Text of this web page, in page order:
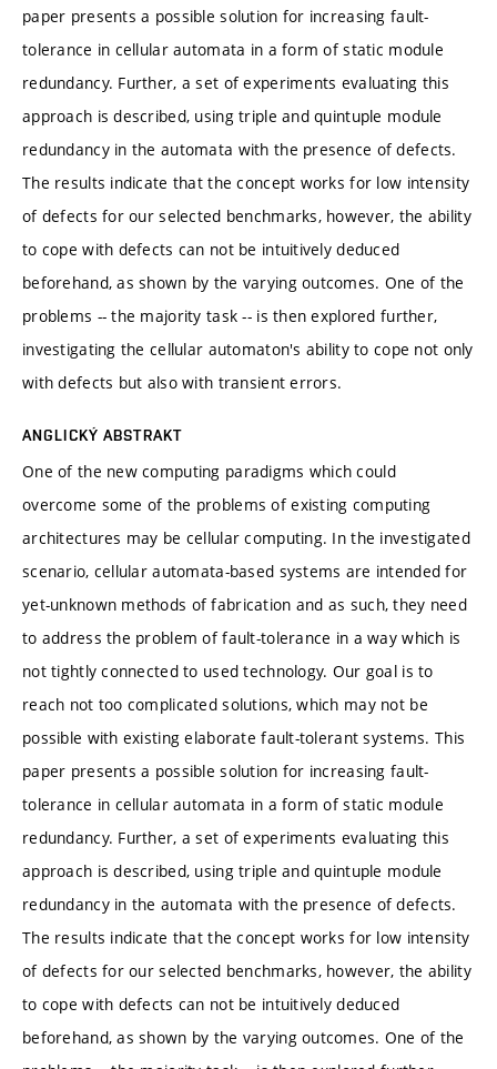
paper presents a possible solution for increasing fault-
tolerance in cellular automata in a form of static module
redundancy. Further, a set of experiments evaluating this
approach is described, using triple and quintuple module
redundancy in the automata with the presence of defects.
The results indicate that the concept works for low intensity
of defects for our selected benchmarks, however, the ability
to cope with defects can not be intuitively deduced
beforehand, as shown by the varying outcomes. One of the
problems -- the majority task -- is then explored further,
investigating the cellular automaton's ability to cope not only
with defects but also with transient errors.
ANGLICKÝ ABSTRAKT
One of the new computing paradigms which could
overcome some of the problems of existing computing
architectures may be cellular computing. In the investigated
scenario, cellular automata-based systems are intended for
yet-unknown methods of fabrication and as such, they need
to address the problem of fault-tolerance in a way which is
not tightly connected to used technology. Our goal is to
reach not too complicated solutions, which may not be
possible with existing elaborate fault-tolerant systems. This
paper presents a possible solution for increasing fault-
tolerance in cellular automata in a form of static module
redundancy. Further, a set of experiments evaluating this
approach is described, using triple and quintuple module
redundancy in the automata with the presence of defects.
The results indicate that the concept works for low intensity
of defects for our selected benchmarks, however, the ability
to cope with defects can not be intuitively deduced
beforehand, as shown by the varying outcomes. One of the